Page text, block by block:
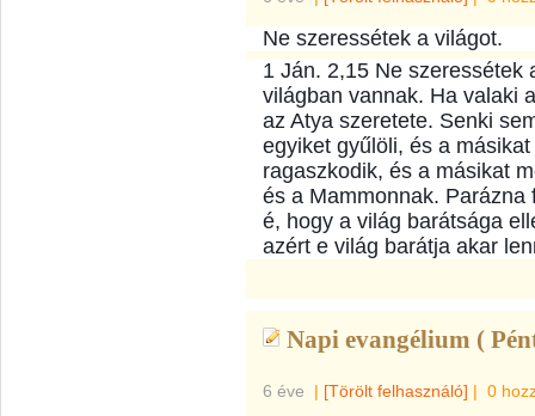
Ne szeressétek a világot.
1 Ján. 2,15 Ne szeressétek
világban vannak. Ha valaki
az Atya szeretete. Senki
egyiket gyűlöli, és a
ragaszkodik, és a másikat
és a Mammonnak.
é, hogy a világ barátsága
azért e világ barátja akar
Napi evangélium (
6 éve | [Törölt felhasználó] | 0